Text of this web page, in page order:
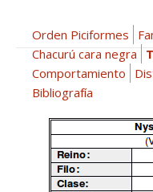
Orden Piciformes
Chacurú cara negra
Comportamiento
Bibliografía